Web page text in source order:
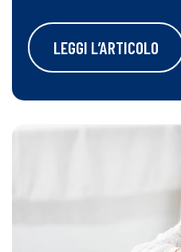
LEGGI L’ARTICOLO